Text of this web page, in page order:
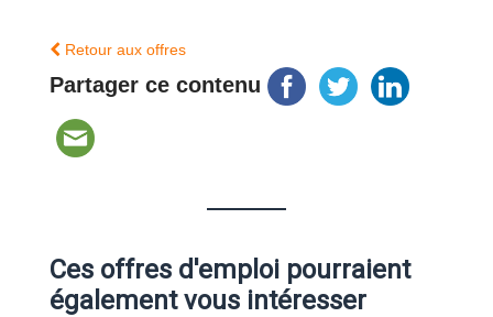
Retour aux offres
Partager ce contenu
Ces offres d'emploi pourraient
également vous intéresser